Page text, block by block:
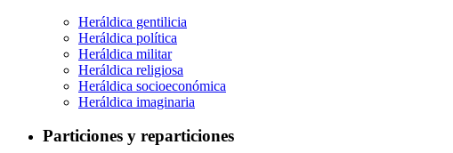
Heráldica gentilicia
Heráldica política
Heráldica militar
Heráldica religiosa
Heráldica socioeconómica
Heráldica imaginaria
Particiones y reparticiones